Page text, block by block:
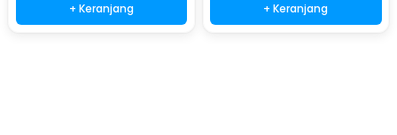
+ Keranjang + Keranjang